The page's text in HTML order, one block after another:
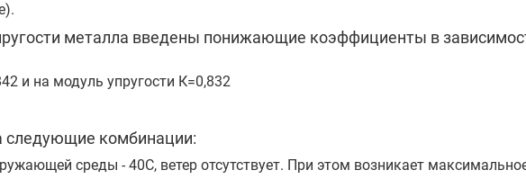
металла введены понижающие коэффициенты в
и на модуль упругости К=0,832
следующие комбинации:
среды - 40С, ветер отсутствует. При этом возникает